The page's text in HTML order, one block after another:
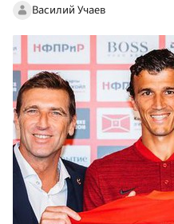
Василий Учаев